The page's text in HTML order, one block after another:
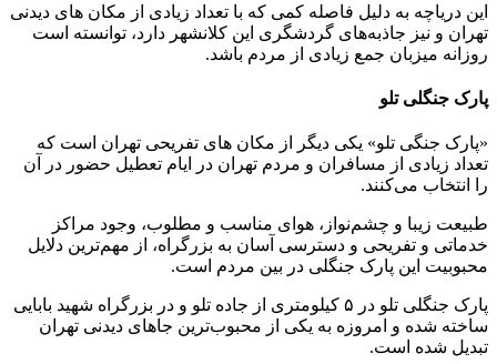
این دریاچه به دلیل فاصله کمی که با تعداد زیادی از مکان های دیدنی
تهران و نیز جاذبه‌های گردشگری این کلانشهر دارد، توانسته است
روزانه میزبان جمع زیادی از مردم باشد.
پارک جنگلی تلو
«پارک جنگی تلو» یکی دیگر از مکان های تفریحی تهران است که
تعداد زیادی از مسافران و مردم تهران در ایام تعطیل حضور در آن‌
را انتخاب می‌کنند.
طبیعت زیبا و چشم‌نواز، هوای مناسب و مطلوب، وجود مراکز
خدماتی و تفریحی و دسترسی آسان به بزرگراه، از مهم‌ترین دلایل
محبوبیت این پارک جنگلی در بین مردم است.
پارک جنگلی تلو در ۵ کیلومتری از جاده تلو و در بزرگراه شهید بابایی
ساخته شده و امروزه به یکی از محبوب‌ترین جاهای دیدنی تهران
تبدیل شده است.